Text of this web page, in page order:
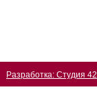
Разработка: Студия 42